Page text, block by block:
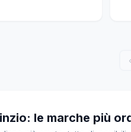
‹
le marche più